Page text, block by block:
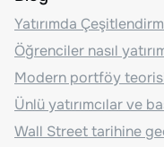
Yatırımda
Öğrenciler nasıl
Modern portföy
Ünlü yatırımcılar ve
Wall Street tarihine